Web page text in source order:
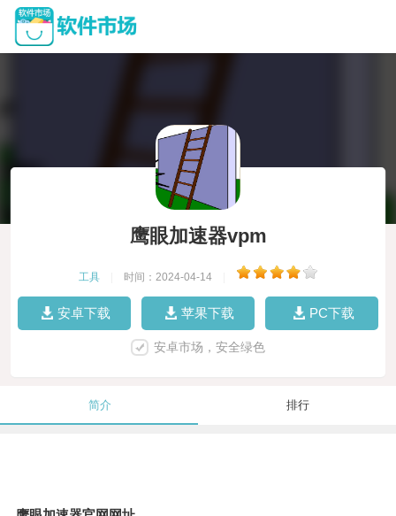
鹰眼加速器vpm
工具 时间：2024-04-14
安卓下载 苹果下载 PC下载
安卓市场，安全绿色
简介 排行